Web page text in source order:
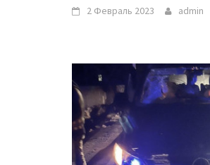
2 Февраль 2023 admin